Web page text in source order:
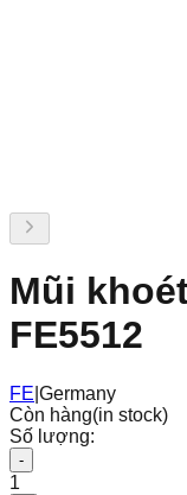
Mũi
FE5512
FE Germany
Còn hàng(in stock)
Số lượng:
-
1